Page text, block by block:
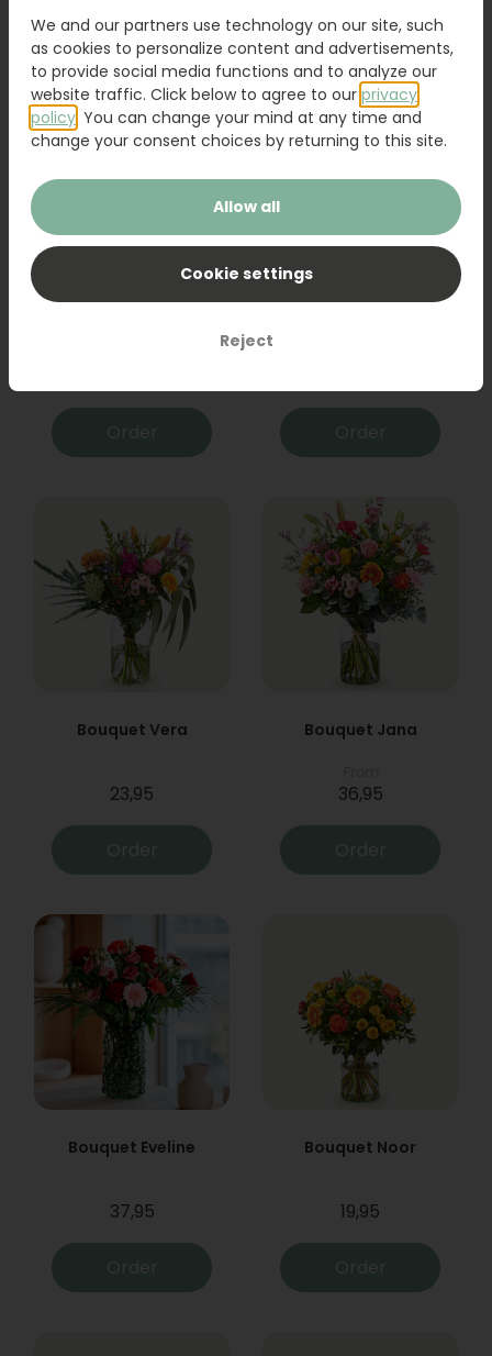
Order Order
Order Order
Bouquet Vera
23,95
Order
Bouquet Jana
36,95
Order
Bouquet Eveline
37,95
Order
Bouquet Noor
19,95
Order
We and our partners use technology on our site, such
as cookies to personalize content and advertisements,
to provide social media functions and to analyze our
website traffic. Click below to agree to our privacy
policy . You can change your mind at any time and
change your consent choices by returning to this site.
Allow all
Cookie settings
Reject